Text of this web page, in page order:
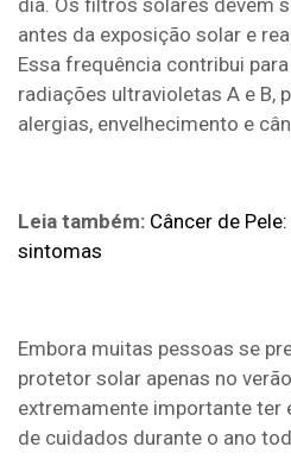
dia. Os filtros solares devem
antes da exposição solar e
Essa frequência contribui
radiações ultravioletas A e B,
alergias, envelhecimento e
Leia também: Câncer de
sintomas
Embora muitas pessoas se
protetor solar apenas no
extremamente importante ter
de cuidados durante o ano